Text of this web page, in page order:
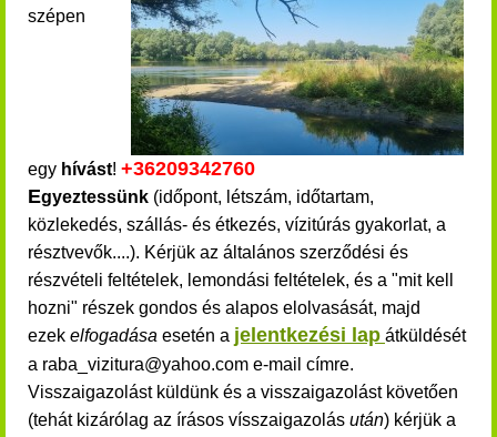
szépen
egy hívást! +36209342760
Egyeztessünk (időpont, létszám, időtartam,
közlekedés, szállás- és étkezés, vízitúrás gyakorlat, a
résztvevők....). Kérjük az általános szerződési és
részvételi feltételek, lemondási feltételek, és a "mit kell
hozni" részek gondos és alapos elolvasását, majd
ezek elfogadása esetén a jelentkezési lap átküldését
a raba_vizitura@yahoo.com e-mail címre.
Visszaigazolást küldünk és a visszaigazolást követően
(tehát kizárólag az írásos vísszaigazolás után) kérjük a